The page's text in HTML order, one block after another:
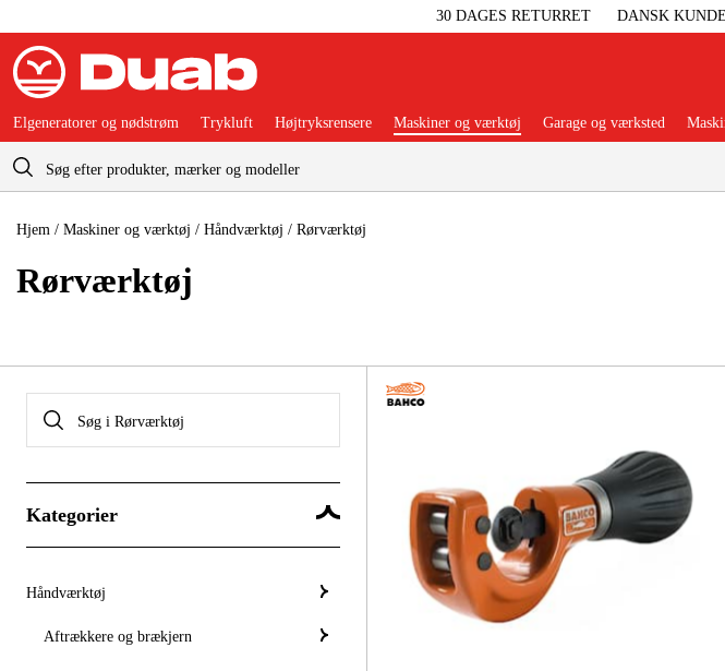
30 DAGES RETURRET DANSK
Elgeneratorer og nødstrøm Trykluft Højtryksrensere Maskiner og værktøj Garage og værksted
Hjem / Maskiner og værktøj / Håndværktøj / Rørværktøj
Rørværktøj
Kategorier
Håndværktøj
Aftrækkere og brækjern